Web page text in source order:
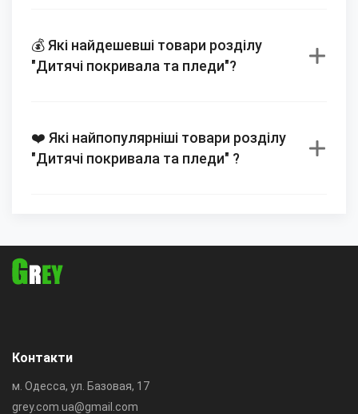
💰 Які найдешевші товари розділу
"Дитячі покривала та пледи"?
❤️ Які найпопулярніші товари розділу
"Дитячі покривала та пледи" ?
Контакти
м. Одесса, ул. Базовая, 17
grey.com.ua@gmail.com